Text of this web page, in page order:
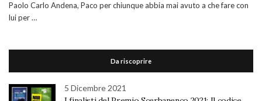
Paolo Carlo Andena, Paco per chiunque abbia mai avuto a che fare con
lui per …
Da riscoprire
5 Dicembre 2021